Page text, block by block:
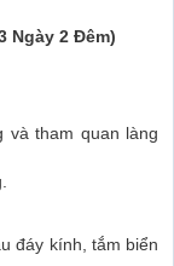
Ngày 2 Đêm)
và tham quan làng
đáy kính, tắm biển